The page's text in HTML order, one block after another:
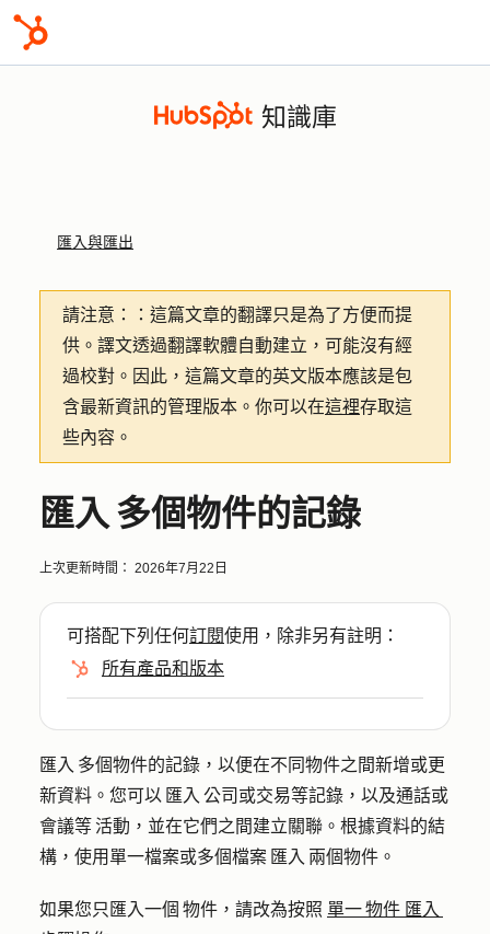
知識庫
匯入與匯出
請注意：
：這篇文章的翻譯只是為了方便而提
供。譯文透過翻譯軟體自動建立，可能沒有經
過校對。因此，這篇文章的英文版本應該是包
含最新資訊的管理版本。你可以在這裡存取這
些內容。
匯入 多個物件的記錄
上次更新時間： 2026年7月22日
可搭配下列任何訂閱使用，除非另有註明：
所有產品和版本
匯入 多個物件的記錄，以便在不同物件之間新增或更
新資料。您可以 匯入 公司或交易等記錄，以及通話或
會議等 活動，並在它們之間建立關聯。根據資料的結
構，使用單一檔案或多個檔案 匯入 兩個物件。
如果您只匯入一個 物件，請改為按照 單一 物件 匯入